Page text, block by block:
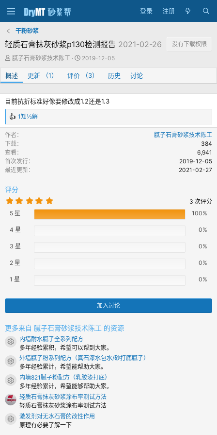
登录 注册
干粉砂浆
轻质石膏抹灰砂浆p130检测报告 2021-02-26
没有下载权限
作
腻子石膏砂浆技术陈工
创
日
期
2019-12-05
概述 更新 （1） 评价 （3） 历史 讨论
目前抗折标准好像要修改成1.2还是1.3
反
馈
：
1知½解
作者
腻子石膏砂浆技术陈工
下载
384
查看
6,941
首次发行
2019-12-05
最近更新
2021-02-27
评分
5
0
0
3 次评分
5 星
100%
4 星 0%
3 星 0%
2 星 0%
1 星 0%
加入讨论
更多来自 腻子石膏砂浆技术陈工 的资源
资源图标
内墙耐水腻子全系列配方
多年经验累积，希望可以帮到大家。
资源图标
外墙腻子粉系列配方（真石漆水包水/砂打底腻子）
多年经验累计，希望能帮助大家。
资源图标
内墙821腻子粉配方（乳胶漆打底）
多年经验累计，希望能够帮助大家。
轻质石膏抹灰砂浆涂布率测试方法
轻质石膏抹灰砂浆涂布率测试方法
资源图标
激发剂对无水石膏的改性作用
原理有必要了解一下